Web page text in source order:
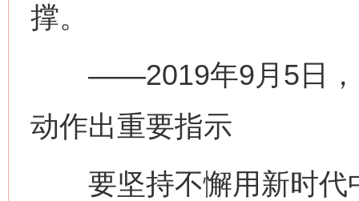
撑。
——2019年9月5日，
动作出重要指示
要坚持不懈用新时代